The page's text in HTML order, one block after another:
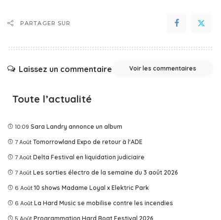
PARTAGER SUR
Laissez un commentaire Voir les commentaires
Toute l’actualité
10:09 Sara Landry annonce un album
7 Août Tomorrowland Expo de retour à l'ADE
7 Août Delta Festival en liquidation judiciaire
7 Août Les sorties électro de la semaine du 3 août 2026
6 Août 10 shows Madame Loyal x Elektric Park
6 Août La Hard Music se mobilise contre les incendies
Programmation Hard Boat Festival 2026